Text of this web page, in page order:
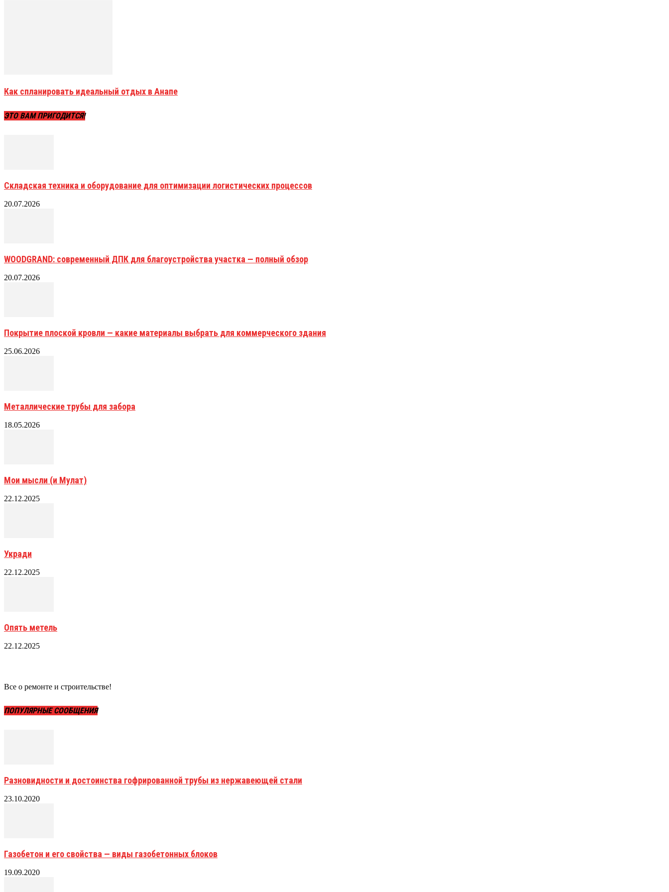
Как спланировать идеальный отдых в Анапе
ЭТО ВАМ ПРИГОДИТСЯ!
Складская техника и оборудование для оптимизации логистических процессов
20.07.2026
WOODGRAND: современный ДПК для благоустройства участка — полный обзор
20.07.2026
Покрытие плоской кровли — какие материалы выбрать для коммерческого здания
25.06.2026
Металлические трубы для забора
18.05.2026
Мои мысли (и Мулат)
22.12.2025
Укради
22.12.2025
Опять метель
22.12.2025
Все о ремонте и строительстве!
ПОПУЛЯРНЫЕ СООБЩЕНИЯ
Разновидности и достоинства гофрированной трубы из нержавеющей стали
23.10.2020
Газобетон и его свойства — виды газобетонных блоков
19.09.2020